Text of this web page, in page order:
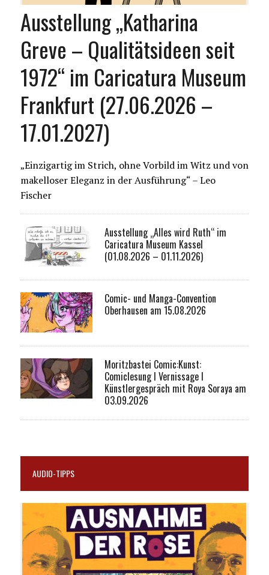
Ausstellung „Katharina
Greve – Qualitätsideen seit
1972“ im Caricatura Museum
Frankfurt (27.06.2026 –
17.01.2027)
„Einzigartig im Strich, ohne Vorbild im Witz und von
makelloser Eleganz in der Ausführung“ – Leo
Fischer
Ausstellung „Alles wird Ruth“ im
Caricatura Museum Kassel
(01.08.2026 – 01.11.2026)
Comic- und Manga-Convention
Oberhausen am 15.08.2026
Moritzbastei Comic:Kunst:
Comiclesung I Vernissage I
Künstlergespräch mit Roya Soraya am
03.09.2026
AUDIO-TIPPS